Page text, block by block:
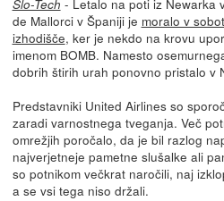
Slo-Tech - Letalo na poti iz Newarka
de Mallorci v Španiji je moralo v
izhodišče, ker je nekdo na krovu
imenom BOMB. Namesto
dobrih štirih urah ponovno pristalo v
Predstavniki United Airlines so
zaradi varnostnega tveganja. Več
omrežjih poročalo, da je bil razlog
najverjetneje pametne slušalke ali
so potnikom večkrat naročili, naj
a se vsi tega niso držali.